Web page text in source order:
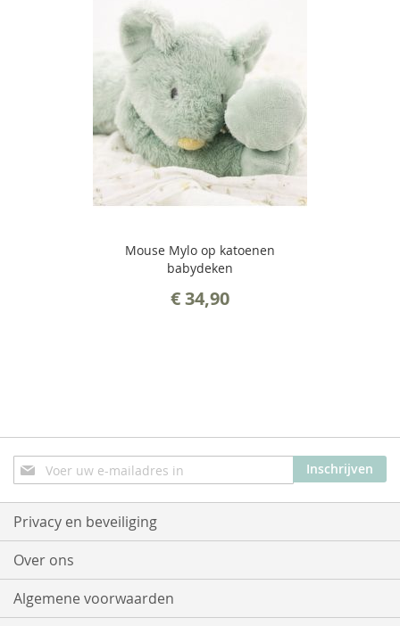
Mouse Mylo op katoenen
babydeken
€ 34,90
Abonneer
u
op
onze
nieuwsbrief
Inschrijven
Privacy en beveiliging
Over ons
Algemene voorwaarden